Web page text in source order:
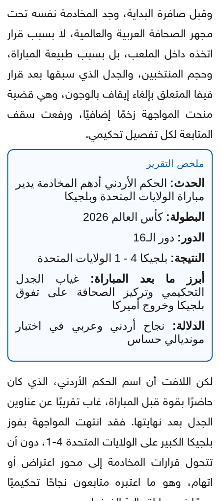
وقبل صافرة البداية، وجد المخادمة نفسه تحت
مجهر الصحافة العربية والعالمية، لا بسبب قرار
اتخذه داخل الملعب، بل بسبب طبيعة المباراة،
وحجم المنتخبين، والجدل الذي سبقها بعد قرار
فيفا المتعلق بإلغاء إيقاف بالوجون، وهي قضية
منحت المواجهة زخمًا إضافيًا، ورفعت سقف
المتابعة لكل تفصيل تحكيمي.
ملخص التقرير
الحدث: الحكم الأردني أدهم المخادمة يدير
مباراة الولايات المتحدة وبلجيكا
البطولة: كأس العالم 2026
الدور: دور الـ16
النتيجة: بلجيكا 4 - 1 الولايات المتحدة
أبرز ما بعد المباراة: غياب الجدل
التحكيمي وتركيز الصحافة على تفوق
بلجيكا وخروج أميركا
الدلالة: نجاح أردني وعربي في اختبار
مونديالي حساس
لكن اللافت أن اسم الحكم الأردني، الذي كان
حاضرًا بقوة قبل المباراة، غاب تقريبًا عن عناوين
الجدل بعد نهايتها. فقد انتهت المواجهة بفوز
بلجيكا الكبير على الولايات المتحدة 4-1، دون أن
تتحول قرارات المخادمة إلى محور اعتراض أو
اتهام، وهو ما اعتبره متابعون نجاحًا تحكيميًا